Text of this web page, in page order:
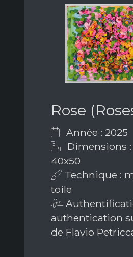
Rose
Année : 2025
Dimensions
40x50
Technique :
toile
authentication
de Flavio